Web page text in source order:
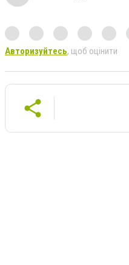
Авторизуйтесь, щоб оцінити